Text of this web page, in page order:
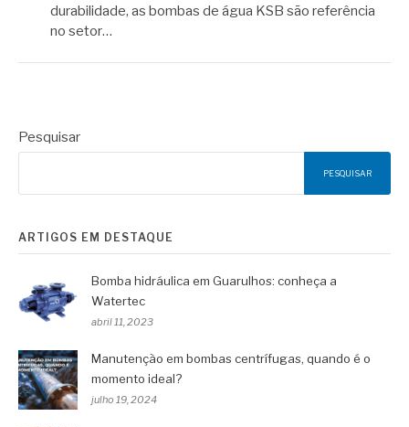
durabilidade, as bombas de água KSB são referência
no setor…
Pesquisar
PESQUISAR
ARTIGOS EM DESTAQUE
Bomba hidráulica em Guarulhos: conheça a
Watertec
abril 11, 2023
Manutenção em bombas centrífugas, quando é o
momento ideal?
julho 19, 2024